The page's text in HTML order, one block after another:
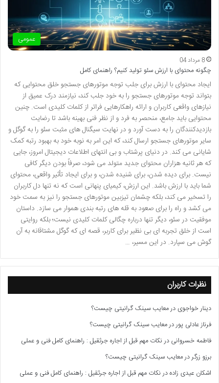
عمومی
8 مرداد 04
چگونه محتوای با ارزش سئو تولید کنیم؟ راهنمای کامل
ایجاد محتوای با ارزش برای جلب توجه موتورهای جستجو خلق محتوایی که
بتواند توجه موتورهای جستجو را به خود جلب کند، نیازمند درک عمیق از
نیازهای واقعی کاربران و ارائه راهکارهایی فراتر از کلمات کلیدی است. چنین
محتوایی باید جامع، منحصر به فرد و از نظر فنی بهینه باشد تا رضایت
بازدیدکنندگان را به دست آورد و در نهایت سیگنال های مثبت سئو را به گوگل و
سایر موتورهای جستجو ارسال کند، که این امر به نوبه خود به بهبود رتبه کمک
شایانی می کند. در دنیای پرشتاب و بی انتهای اطلاعات دیجیتال امروز، جایی
که هر ثانیه هزاران محتوای جدید متولد می شود، صرفاً بودن دیگر کافی
نیست. برای دیده شدن، برای شنیده شدن، و برای ایجاد تأثیر واقعی، محتوای
شما باید با ارزش باشد. این ارزش، کیمیای پنهانی است که نه تنها دل کاربران
را تسخیر می کند، بلکه چشمان تیزبین موتورهای جستجو را نیز به سمت خود
می کشد و راه را برای صعود به قله های رتبه بندی هموار می سازد. داستان
موفقیت در سئو، دیگر تنها درباره چگالی کلمات کلیدی نیست؛ بلکه روایتی
است از خلق تجربه ای بی نظیر برای کاربر، قصه ای که گوگل مشتاقانه به آن
گوش می سپارد. در این مسیر، …
نظرات کاربران
دینار خواجوی درمعایب سینک گرانیتی چیست؟
فرناز عادلی پوردرمعایب سینک گرانیتی چیست؟
فاطمه خسروانی درنکات مهم قبل از اجاره جرثقیل : راهنمای کامل فنی و عملی
برزو زرگردرمعایب سینک گرانیتی چیست؟
اشکان عیدی زادهدرنکات مهم قبل از اجاره جرثقیل : راهنمای کامل فنی و عملی